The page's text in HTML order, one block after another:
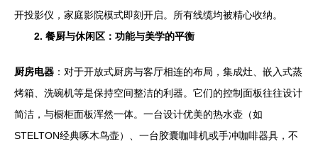
开投影仪，家庭影院模式即刻开启。所有线缆均被精心收纳。
2. 餐厨与休闲区：功能与美学的平衡
厨房电器 ：对于开放式厨房与客厅相连的布局，集成灶、嵌入式蒸
烤箱、洗碗机等是保持空间整洁的利器。它们的控制面板往往设计
简洁，与橱柜面板浑然一体。一台设计优美的热水壶（如
STELTON经典啄木鸟壶）、一台胶囊咖啡机或手冲咖啡器具，不